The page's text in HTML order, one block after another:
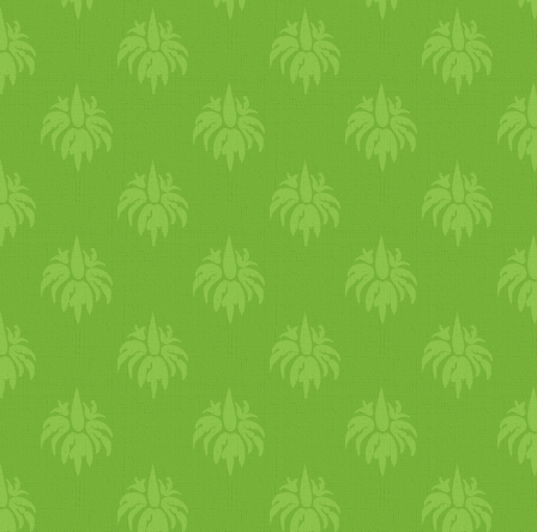
minden nap ettek húst.
köszönhetően egyre
táplálkozással, és a
ráadásul férje veleszületett
odafigyelnek, és kevesebb
kriszta gombakrémlevest
nem nagyon eszik húst.
tudatos döntés.